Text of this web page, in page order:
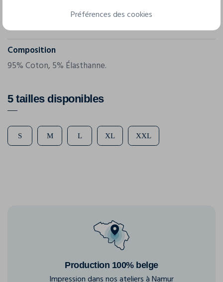
029318
Composition
95% Coton, 5% Élasthanne.
5 tailles disponibles
S M L XL XXL
Production 100% belge
Préférences des cookies